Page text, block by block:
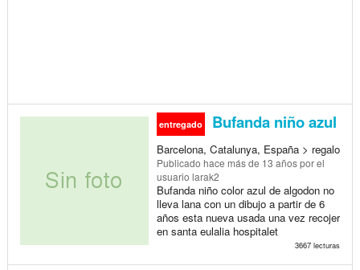
entregado Bufanda niño azul
Barcelona, Catalunya, España > regalo
Publicado hace más de 13 añospor el
usuario larak2
Bufanda niño color azul de algodon no
lleva lana con un dibujo a partir de 6
años esta nueva usada una vez recojer
en santa eulalia hospitalet
3667 lecturas